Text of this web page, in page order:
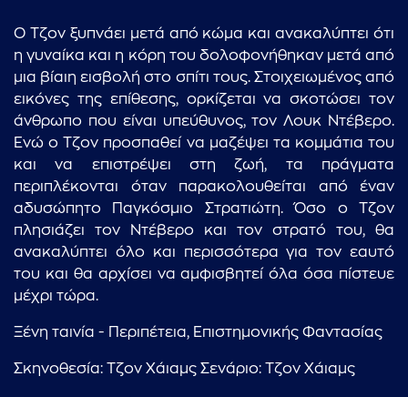
Ο Τζον ξυπνάει μετά από κώμα και ανακαλύπτει ότι
η γυναίκα και η κόρη του δολοφονήθηκαν μετά από
μια βίαιη εισβολή στο σπίτι τους. Στοιχειωμένος από
εικόνες της επίθεσης, ορκίζεται να σκοτώσει τον
άνθρωπο που είναι υπεύθυνος, τον Λουκ Ντέβερο.
Ενώ ο Τζον προσπαθεί να μαζέψει τα κομμάτια του
και να επιστρέψει στη ζωή, τα πράγματα
περιπλέκονται όταν παρακολουθείται από έναν
αδυσώπητο Παγκόσμιο Στρατιώτη. Όσο ο Τζον
πλησιάζει τον Ντέβερο και τον στρατό του, θα
ανακαλύπτει όλο και περισσότερα για τον εαυτό
του και θα αρχίσει να αμφισβητεί όλα όσα πίστευε
μέχρι τώρα.
Ξένη ταινία - Περιπέτεια, Επιστημονικής Φαντασίας
Σκηνοθεσία: Τζον Χάιαμς Σενάριο: Τζον Χάιαμς